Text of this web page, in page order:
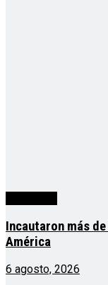
Incautaron más
América
6 agosto, 2026